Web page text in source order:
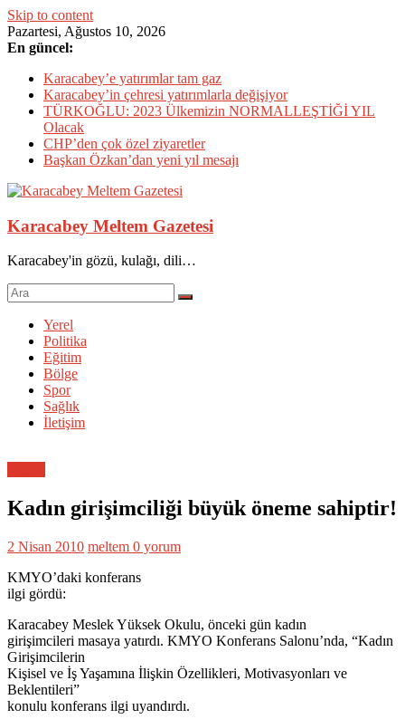
Skip to content
Pazartesi, Ağustos 10, 2026
En güncel:
Karacabey’e yatırımlar tam gaz
Karacabey’in çehresi yatırımlarla değişiyor
TÜRKOĞLU: 2023 Ülkemizin NORMALLEŞTİĞİ YIL
Olacak
CHP’den çok özel ziyaretler
Başkan Özkan’dan yeni yıl mesajı
Karacabey Meltem Gazetesi
Karacabey'in gözü, kulağı, dili…
Yerel
Politika
Eğitim
Bölge
Spor
Sağlık
İletişim
Kadın girişimciliği büyük öneme sahiptir!
2 Nisan 2010 meltem 0 yorum
KMYO’daki konferans
ilgi gördü:
Karacabey Meslek Yüksek Okulu, önceki gün kadın
girişimcileri masaya yatırdı. KMYO Konferans Salonu’nda, “Kadın
Girişimcilerin
Kişisel ve İş Yaşamına İlişkin Özellikleri, Motivasyonları ve
Beklentileri”
konulu konferans ilgi uyandırdı.